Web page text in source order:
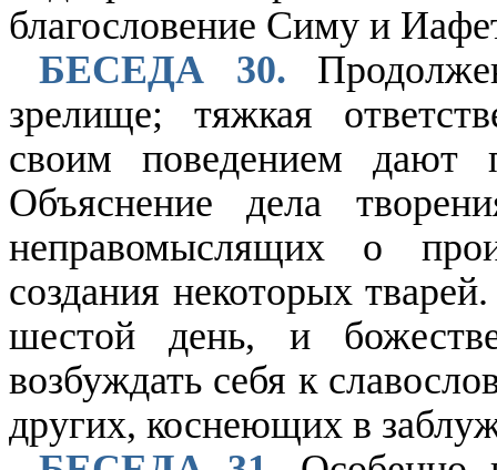
благословение Симу и
БЕСЕДА 30.
зрелище; тяжкая
своим поведением дают
Объяснение дела
неправомыслящих о
создания некоторых
шестой день, и
возбуждать себя к
других, коснеющих в